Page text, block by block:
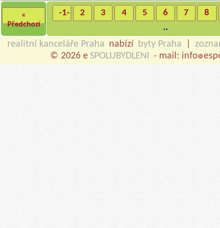
«
Předchozí
-1- 2 3 4 5 6 7
8
..
realitní kanceláře Praha nabízí byty Praha
© 2026 e SPOLUBYDLENI - mail: info